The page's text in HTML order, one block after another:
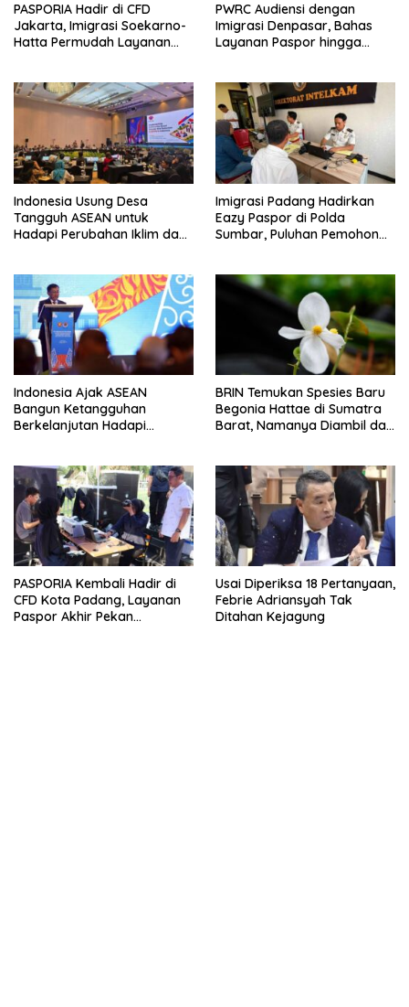
PASPORIA Hadir di CFD
Jakarta, Imigrasi Soekarno-
Hatta Permudah Layanan
PWRC Audiensi dengan
Imigrasi Denpasar, Bahas
Layanan Paspor hingga
Indonesia Usung Desa
Tangguh ASEAN untuk
Hadapi Perubahan Iklim dan
Imigrasi Padang Hadirkan
Eazy Paspor di Polda
Sumbar, Puluhan Pemohon
Indonesia Ajak ASEAN
Bangun Ketangguhan
Berkelanjutan Hadapi
BRIN Temukan Spesies Baru
Begonia Hattae di Sumatra
Barat, Namanya Diambil dari
PASPORIA Kembali Hadir di
CFD Kota Padang, Layanan
Paspor Akhir Pekan
Usai Diperiksa 18 Pertanyaan,
Febrie Adriansyah Tak
Ditahan Kejagung